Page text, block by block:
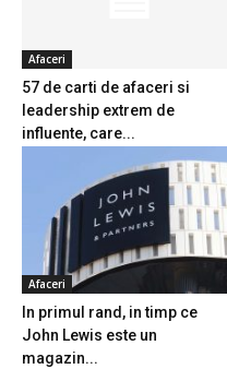
Afaceri
57 de carti de afaceri si
leadership extrem de
influente, care...
Afaceri
In primul rand, in timp ce
John Lewis este un
magazin...